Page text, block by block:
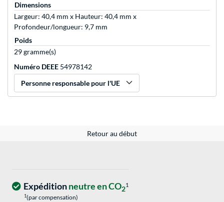
Dimensions
Largeur: 40,4 mm x Hauteur: 40,4 mm x
Profondeur/longueur: 9,7 mm
Poids
29 gramme(s)
Numéro DEEE 54978142
Personne responsable pour l'UE
Retour au début
Expéditionneutre en CO21
1(par compensation)